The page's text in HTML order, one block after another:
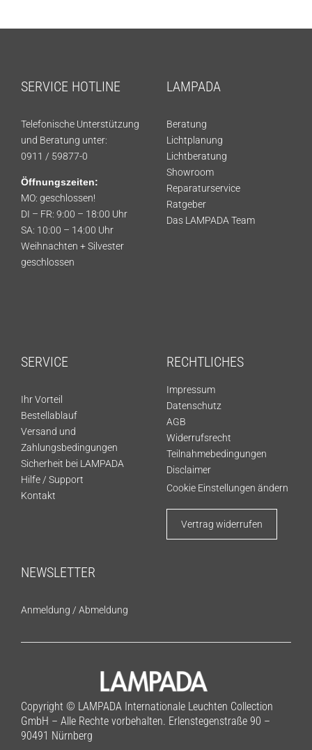
SERVICE HOTLINE
Telefonische Unterstützung
und Beratung unter:
0911 / 59877-0
Öffnungszeiten:
MO: geschlossen!
DI – FR: 9:00 – 18:00 Uhr
SA: 10:00 – 14:00 Uhr
Weihnachten + Silvester
geschlossen
LAMPADA
Beratung
Lichtplanung
Lichtberatung
Showroom
Reparaturservice
Ratgeber
Das LAMPADA Team
SERVICE
Ihr Vorteil
Bestellablauf
Versand und
Zahlungsbedingungen
Sicherheit bei LAMPADA
Hilfe / Support
Kontakt
RECHTLICHES
Impressum
Datenschutz
AGB
Widerrufsrecht
Teilnahmebedingungen
Disclaimer
Cookie Einstellungen ändern
Vertrag widerrufen
NEWSLETTER
Anmeldung / Abmeldung
Copyright © LAMPADA Internationale Leuchten Collection
GmbH – Alle Rechte vorbehalten. Erlenstegenstraße 90 –
90491 Nürnberg